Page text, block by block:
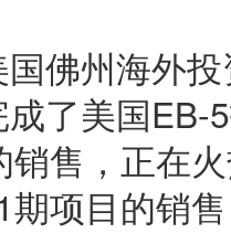
佛州海外
了美国
售，正在
项目的销